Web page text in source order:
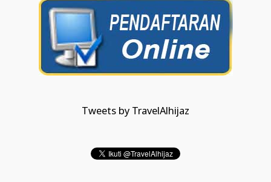
Tweets by TravelAlhijaz